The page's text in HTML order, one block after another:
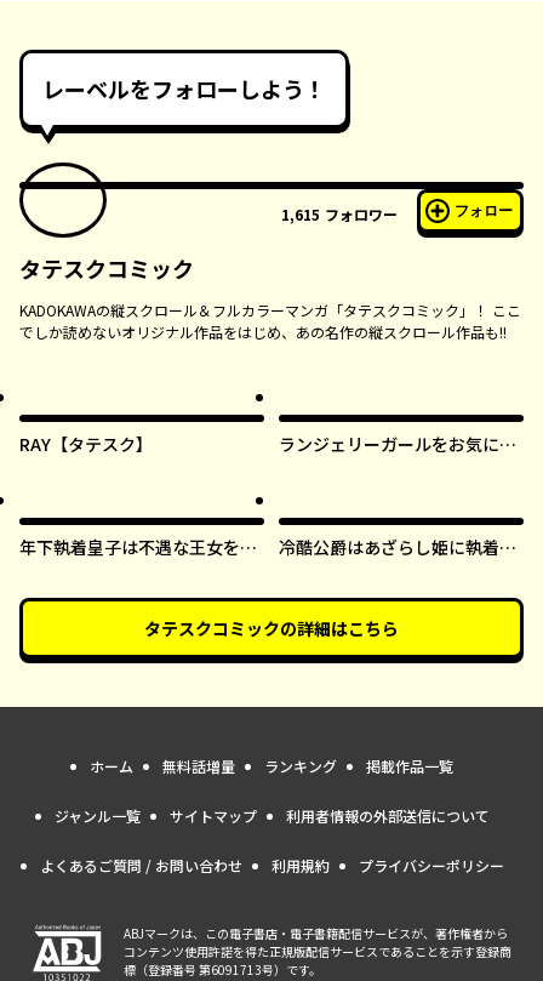
レーベルをフォローしよう！
1,615 フォロワー フォロー
タテスクコミック
KADOKAWAの縦スクロール＆フルカラーマンガ「タテスクコミック」！ ここ
でしか読めないオリジナル作品をはじめ、あの名作の縦スクロール作品も!!
RAY【タテスク】
ランジェリーガールをお気に召
年下執着皇子は不遇な王女を愛
冷酷公爵はあざらし姫に執着中
タテスクコミックの詳細はこちら
ホーム 無料話増量 ランキング 掲載作品一覧
ジャンル一覧 サイトマップ 利用者情報の外部送信について
よくあるご質問 / お問い合わせ 利用規約 プライバシーポリシー
ABJマークは、この電子書店・電子書籍配信サービスが、著作権者から
コンテンツ使用許諾を得た正規版配信サービスであることを示す登録商
標（登録番号 第6091713号）です。